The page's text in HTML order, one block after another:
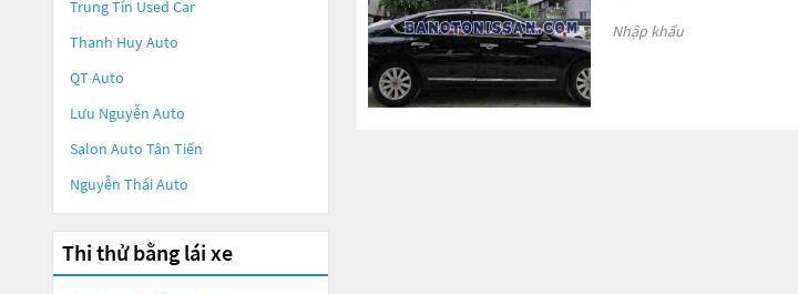
Nhập khẩu
Trung Tín Used Car
Thanh Huy Auto
QT Auto
Lưu Nguyễn Auto
Salon Auto Tân Tiến
Nguyễn Thái Auto
Thi thử bằng lái xe